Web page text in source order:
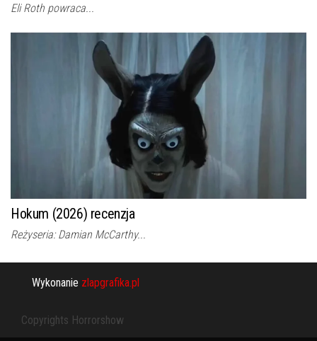
Eli Roth powraca...
Hokum (2026) recenzja
Reżyseria: Damian McCarthy...
Wykonanie zlapgrafika.pl
Copyrights Horrorshow